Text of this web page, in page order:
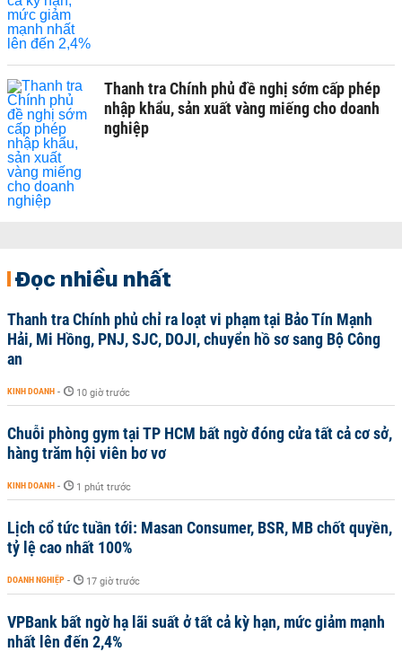
Thanh tra Chính phủ đề nghị sớm cấp phép
nhập khẩu, sản xuất vàng miếng cho doanh
nghiệp
Đọc nhiều nhất
Thanh tra Chính phủ chỉ ra loạt vi phạm tại Bảo Tín Mạnh
Hải, Mi Hồng, PNJ, SJC, DOJI, chuyển hồ sơ sang Bộ Công
an
KINH DOANH - 10 giờ trước
Chuỗi phòng gym tại TP HCM bất ngờ đóng cửa tất cả cơ sở,
hàng trăm hội viên bơ vơ
KINH DOANH - 1 phút trước
Lịch cổ tức tuần tới: Masan Consumer, BSR, MB chốt quyền,
tỷ lệ cao nhất 100%
DOANH NGHIỆP - 17 giờ trước
VPBank bất ngờ hạ lãi suất ở tất cả kỳ hạn, mức giảm mạnh
nhất lên đến 2,4%